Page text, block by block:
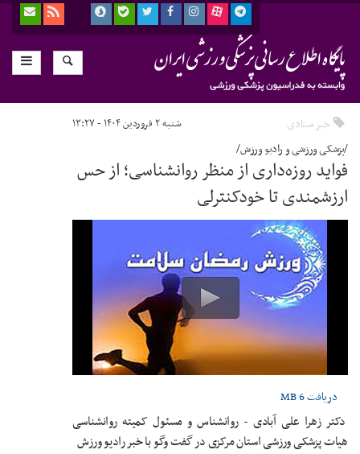
خبر ستادی شنبه ۲ فروردین ۱۴۰۴ - ۱۳:۲۷
/پزشکی ورزشی و رادیو ورزش/
فواید روزه‌داری از منظر روانشناسی؛ از حس
ارزشمندی تا خودکنترلی
دریافت6 MB
دکتر زهرا علی آبادی - روانشناس و مسئول کمیته روانشناسی
هیات پزشکی ورزشی استان مرکزی در گفت وگو با خبر رادیو ورزش